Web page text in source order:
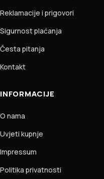
Reklamacije i prigovori
Sigurnost plaćanja
Česta pitanja
Kontakt
INFORMACIJE
O nama
Uvjeti kupnje
Impressum
Politika privatnosti